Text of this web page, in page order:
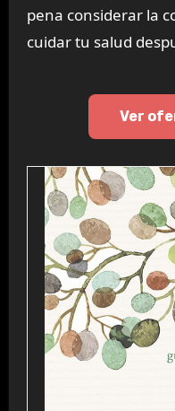
pena considerar la
cuidar tu salud
Ver